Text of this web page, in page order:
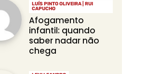
LUÍS PINTO OLIVEIRA | RUI
CAPUCHO
Afogamento
infantil: quando
saber nadar não
chega